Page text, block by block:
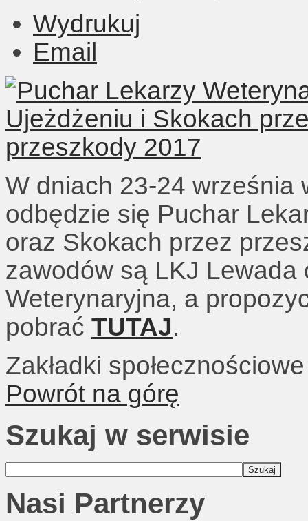
Wydrukuj
Email
W dniach 23-24 września
odbędzie się Puchar
oraz Skokach przez
zawodów są LKJ
Weterynaryjna, a p
pobrać TUTAJ.
Zakładki społecznościowe
Powrót na górę
Szukaj w serwisie
Nasi Partnerzy